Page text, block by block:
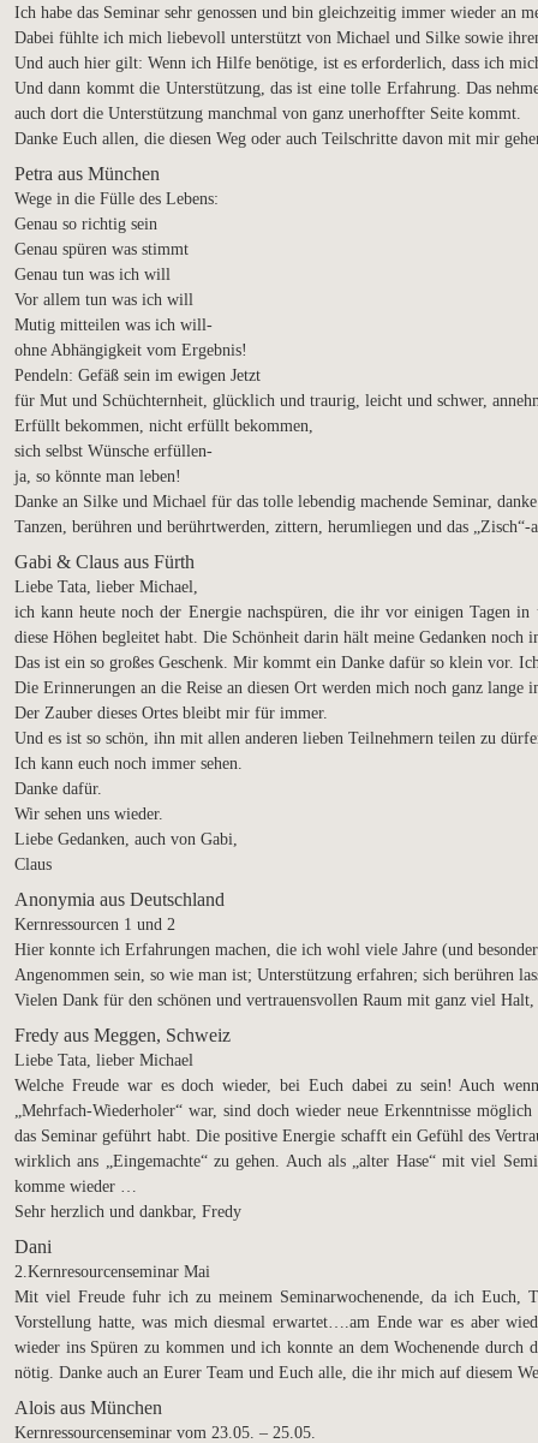
Ich habe das Seminar sehr genossen und bin gleichzeitig immer wieder an
Dabei fühlte ich mich liebevoll unterstützt von Michael und Silke sowie
Und auch hier gilt: Wenn ich Hilfe benötige, ist es erforderlich, dass ich
Und dann kommt die Unterstützung, das ist eine tolle Erfahrung. Das
auch dort die Unterstützung manchmal von ganz unerhoffter Seite kommt.
Danke Euch allen, die diesen Weg oder auch Teilschritte davon mit mir
Petra aus München
Wege in die Fülle des Lebens:
Genau so richtig sein
Genau spüren was stimmt
Genau tun was ich will
Vor allem tun was ich will
Mutig mitteilen was ich will-
ohne Abhängigkeit vom Ergebnis!
Pendeln: Gefäß sein im ewigen Jetzt
für Mut und Schüchternheit, glücklich und traurig, leicht und schwer,
Erfüllt bekommen, nicht erfüllt bekommen,
sich selbst Wünsche erfüllen-
ja, so könnte man leben!
Danke an Silke und Michael für das tolle lebendig machende Seminar,
Tanzen, berühren und berührtwerden, zittern, herumliegen und das „Zisch“-
Gabi & Claus aus Fürth
Liebe Tata, lieber Michael,
ich kann heute noch der Energie nachspüren, die ihr vor einigen Tagen
diese Höhen begleitet habt. Die Schönheit darin hält meine Gedanken noch
Das ist ein so großes Geschenk. Mir kommt ein Danke dafür so klein vor.
Die Erinnerungen an die Reise an diesen Ort werden mich noch ganz lange
Der Zauber dieses Ortes bleibt mir für immer.
Und es ist so schön, ihn mit allen anderen lieben Teilnehmern teilen zu
Ich kann euch noch immer sehen.
Danke dafür.
Wir sehen uns wieder.
Liebe Gedanken, auch von Gabi,
Claus
Anonymia aus Deutschland
Kernressourcen 1 und 2
Hier konnte ich Erfahrungen machen, die ich wohl viele Jahre (und
Angenommen sein, so wie man ist; Unterstützung erfahren; sich berühren
Vielen Dank für den schönen und vertrauensvollen Raum mit ganz viel
Fredy aus Meggen, Schweiz
Liebe Tata, lieber Michael
Welche Freude war es doch wieder, bei Euch dabei zu sein! Auch
„Mehrfach-Wiederholer“ war, sind doch wieder neue Erkenntnisse
das Seminar geführt habt. Die positive Energie schafft ein Gefühl des
wirklich ans „Eingemachte“ zu gehen. Auch als „alter Hase“ mit viel
komme wieder …
Sehr herzlich und dankbar, Fredy
Dani
2.Kernresourcenseminar Mai
Mit viel Freude fuhr ich zu meinem Seminarwochenende, da ich Euch,
Vorstellung hatte, was mich diesmal erwartet….am Ende war es aber
wieder ins Spüren zu kommen und ich konnte an dem Wochenende
nötig. Danke auch an Eurer Team und Euch alle, die ihr mich auf diesem
Alois aus München
Kernressourcenseminar vom 23.05. – 25.05.